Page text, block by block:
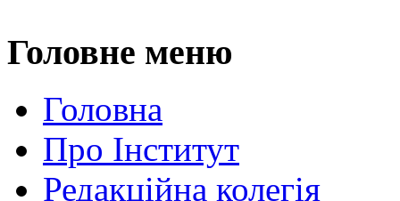
Головне меню
Головна
Про Інститут
Редакційна колегія